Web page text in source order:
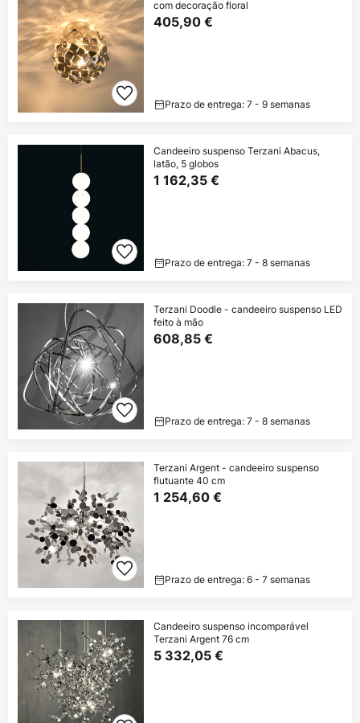
com decoração floral
405,90 €
Prazo de entrega: 7 - 9 semanas
Candeeiro suspenso Terzani Abacus,
latão, 5 globos
1 162,35 €
Prazo de entrega: 7 - 8 semanas
Terzani Doodle - candeeiro suspenso LED
feito à mão
608,85 €
Prazo de entrega: 7 - 8 semanas
Terzani Argent - candeeiro suspenso
flutuante 40 cm
1 254,60 €
Prazo de entrega: 6 - 7 semanas
Candeeiro suspenso incomparável
Terzani Argent 76 cm
5 332,05 €